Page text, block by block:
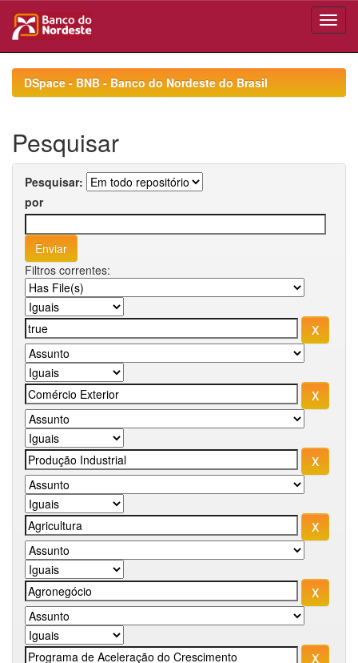
navigationDSpace - BNB - Banco do Nordeste do Brasil
Pesquisar
Pesquisar:
por
Filtros correntes: